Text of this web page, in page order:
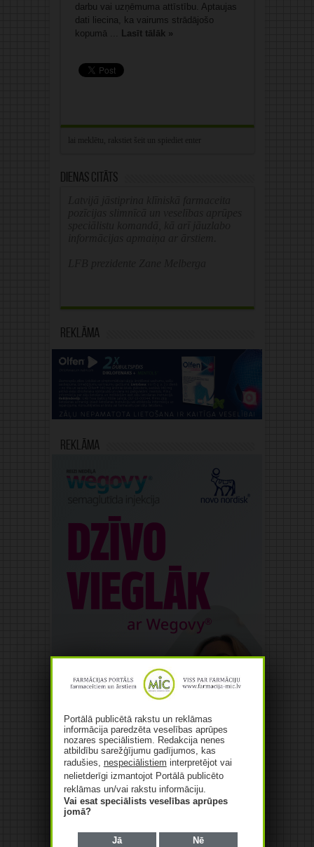
darbu vai uzņēmuma attīstību. Aptaujas
dati liecina, ka vairums strādājošo
kopumā ... Lasīt tālāk »
Dienas citāts
Reklāma
Reklāma
Portālā publicētā rakstu un reklāmas
informācija paredzēta veselības aprūpes
nozares speciālistiem. Redakcija nenes
atbildību sarežģījumu gadījumos, kas
radušies, nespeciālistiem interpretējot vai
nelietderīgi izmantojot Portālā publicēto
reklāmas un/vai rakstu informāciju.
Vai esat speciālists veselības aprūpes
jomā?
Jā Nē